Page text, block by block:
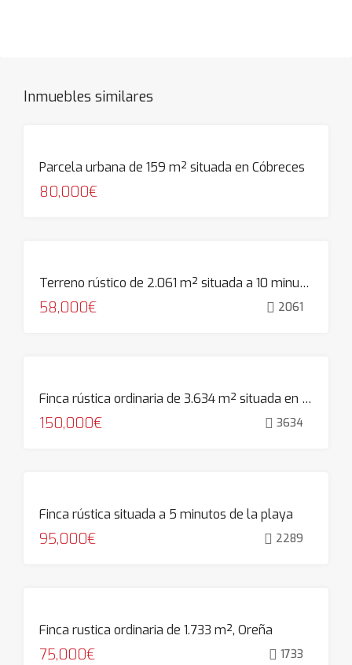
Inmuebles similares
Parcela urbana de 159 m² situada en Cóbreces
80,000€
Terreno rústico de 2.061 m² situada a 10 minutos de las playas de Cóbreces
58,000€ 2061
Finca rústica ordinaria de 3.634 m² situada en Pedreña
150,000€ 3634
Finca rústica situada a 5 minutos de la playa
95,000€ 2289
Finca rustica ordinaria de 1.733 m², Oreña
75,000€ 1733